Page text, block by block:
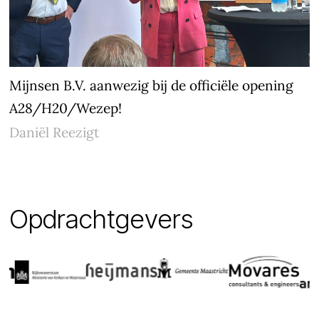
Mijnsen B.V. aanwezig bij de officiële opening
A28/H20/Wezep!
Daniël Reezigt
Opdrachtgevers